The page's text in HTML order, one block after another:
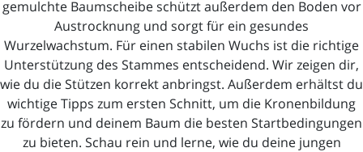
gemulchte Baumscheibe schützt außerdem den Boden vor
Austrocknung und sorgt für ein gesundes
Wurzelwachstum. Für einen stabilen Wuchs ist die richtige
Unterstützung des Stammes entscheidend. Wir zeigen dir,
wie du die Stützen korrekt anbringst. Außerdem erhältst du
wichtige Tipps zum ersten Schnitt, um die Kronenbildung
zu fördern und deinem Baum die besten Startbedingungen
zu bieten. Schau rein und lerne, wie du deine jungen